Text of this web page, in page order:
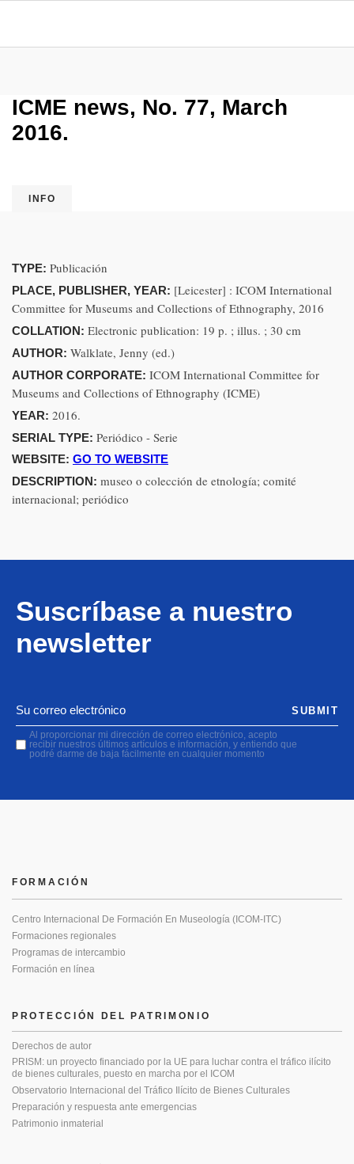
ICME news, No. 77, March
2016.
INFO
TYPE: Publicación
PLACE, PUBLISHER, YEAR: [Leicester] : ICOM International
Committee for Museums and Collections of Ethnography, 2016
COLLATION: Electronic publication: 19 p. ; illus. ; 30 cm
AUTHOR: Walklate, Jenny (ed.)
AUTHOR CORPORATE: ICOM International Committee for
Museums and Collections of Ethnography (ICME)
YEAR: 2016.
SERIAL TYPE: Periódico - Serie
WEBSITE: GO TO WEBSITE
DESCRIPTION: museo o colección de etnología; comité
internacional; periódico
Suscríbase a nuestro
newsletter
Al proporcionar mi dirección de correo electrónico, acepto
recibir nuestros últimos artículos e información, y entiendo que
podré darme de baja fácilmente en cualquier momento
SUBMIT
PROTECCIÓN DEL PATRIMONIO
Derechos de autor
PRISM: un proyecto financiado por la UE para luchar contra el tráfico ilícito
de bienes culturales, puesto en marcha por el ICOM
Observatorio Internacional del Tráfico Ilícito de Bienes Culturales
Preparación y respuesta ante emergencias
Patrimonio inmaterial
FORMACIÓN
Centro Internacional De Formación En Museología (ICOM-ITC)
Formaciones regionales
Programas de intercambio
Formación en línea